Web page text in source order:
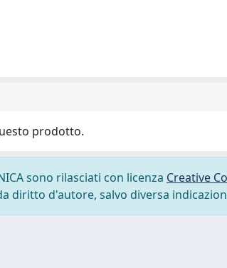
prodotto.
sono rilasciati con licenza Creative
diritto d'autore, salvo diversa